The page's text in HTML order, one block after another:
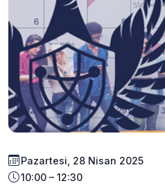
Pazartesi, 28 Nisan 2025
10:00 – 12:30